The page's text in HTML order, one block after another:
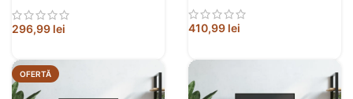
296,99 lei 410,99 lei
OFERTĂ